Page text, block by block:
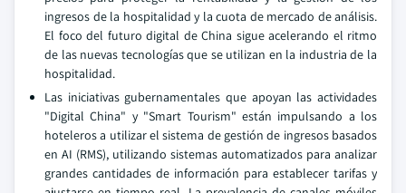
ingresos de la hospitalidad y la cuota de mercado de análisis.
El foco del futuro digital de China sigue acelerando el ritmo
de las nuevas tecnologías que se utilizan en la industria de la
hospitalidad.
Las iniciativas gubernamentales que apoyan las actividades
"Digital China" y "Smart Tourism" están impulsando a los
hoteleros a utilizar el sistema de gestión de ingresos basados
en AI (RMS), utilizando sistemas automatizados para analizar
grandes cantidades de información para establecer tarifas y